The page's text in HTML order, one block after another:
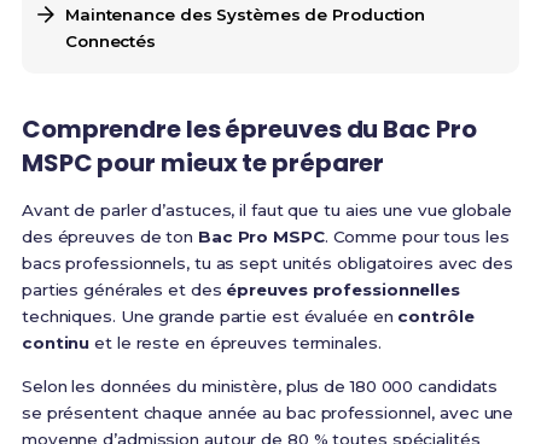
Maintenance des Systèmes de Production
Connectés
Comprendre les épreuves du Bac Pro
MSPC pour mieux te préparer
Avant de parler d’astuces, il faut que tu aies une vue globale
des épreuves de ton Bac Pro MSPC. Comme pour tous les
bacs professionnels, tu as sept unités obligatoires avec des
parties générales et des épreuves professionnelles
techniques. Une grande partie est évaluée en contrôle
continu et le reste en épreuves terminales.
Selon les données du ministère, plus de 180 000 candidats
se présentent chaque année au bac professionnel, avec une
moyenne d’admission autour de 80 % toutes spécialités